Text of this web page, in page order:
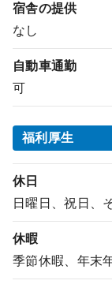
宿舎の提供
なし
自動車通勤
可
福利厚生
休日
日曜日、祝日、
休暇
季節休暇、年末